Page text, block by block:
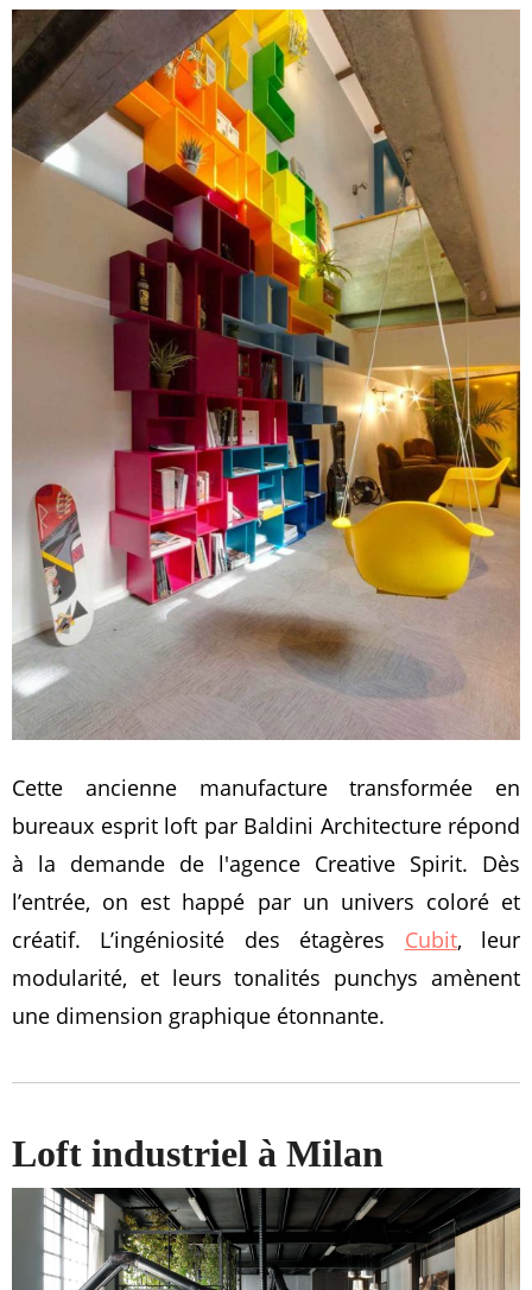
Cette ancienne manufacture transformée en
bureaux esprit loft par Baldini Architecture répond
à la demande de l'agence Creative Spirit. Dès
l’entrée, on est happé par un univers coloré et
créatif. L’ingéniosité des étagères Cubit, leur
modularité, et leurs tonalités punchys amènent
une dimension graphique étonnante.
Loft industriel à Milan